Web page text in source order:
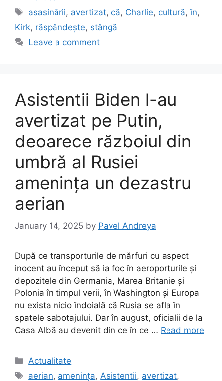
Tags
asasinării, avertizat, că, Charlie, cultură,în,
Kirk, răspândește, stângă
Leave a comment
Asistentii Biden l-au
avertizat pe Putin,
deoarece războiul din
umbră al Rusiei
amenința un dezastru
aerian
January 14, 2025 by Pavel Andreya
După ce transporturile de mărfuri cu aspect
inocent au început să ia foc în aeroporturile și
depozitele din Germania, Marea Britanie și
Polonia în timpul verii, în Washington și Europa
nu exista nicio îndoială că Rusia se afla în
spatele sabotajului. Dar în august, oficialii de la
Casa Albă au devenit din ce în ce … Read more
Categories
Actualitate
Tags
aerian, amenința, Asistentii, avertizat,